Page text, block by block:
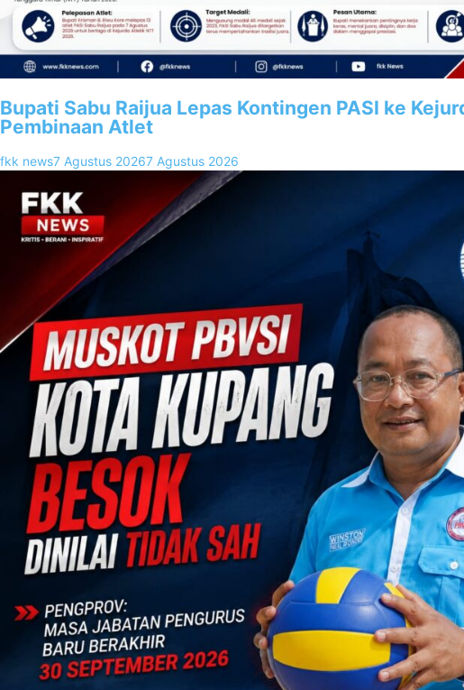
Bupati Sabu Raijua Lepas Kontingen PASI ke
Pembinaan Atlet
fkk news7 Agustus 20267 Agustus 2026